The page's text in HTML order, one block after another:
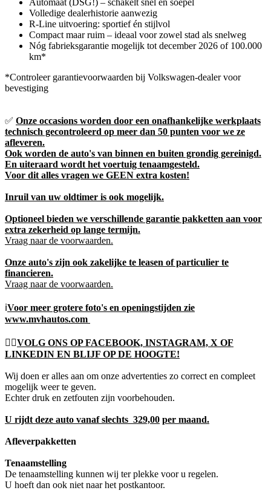
Volledige dealerhistorie aanwezig
R-Line uitvoering: sportief én stijlvol
Compact maar ruim – ideaal voor zowel stad als snelweg
Nóg fabrieksgarantie mogelijk tot december 2026 of 100.000
km*
*Controleer garantievoorwaarden bij Volkswagen-dealer voor
bevestiging
✅ Onze occasions worden door een onafhankelijke werkplaats
technisch gecontroleerd op meer dan 50 punten voor we ze
afleveren.
Ook worden de auto's van binnen en buiten grondig gereinigd.
En uiteraard wordt het voertuig tenaamgesteld.
Voor dit alles vragen we GEEN extra kosten!
Inruil van uw oldtimer is ook mogelijk.
Optioneel bieden we verschillende garantie pakketten aan voor
extra zekerheid op lange termijn.
Vraag naar de voorwaarden.
Onze auto's zijn ook zakelijke te leasen of particulier te
financieren.
Vraag naar de voorwaarden.
ℹ️Voor meer grotere foto's en openingstijden zie
www.mvhautos.com
👍🏻VOLG ONS OP FACEBOOK, INSTAGRAM, X OF
LINKEDIN EN BLIJF OP DE HOOGTE!
Wij doen er alles aan om onze advertenties zo correct en compleet
mogelijk weer te geven.
Echter druk en zetfouten zijn voorbehouden.
U rijdt deze auto vanaf slechts 329,00 per maand.
Afleverpakketten
Tenaamstelling
De tenaamstelling kunnen wij ter plekke voor u regelen.
U hoeft dan ook niet naar het postkantoor.